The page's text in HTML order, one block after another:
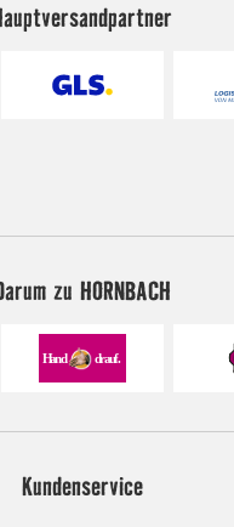
zu HORNBACH
Kundenservice